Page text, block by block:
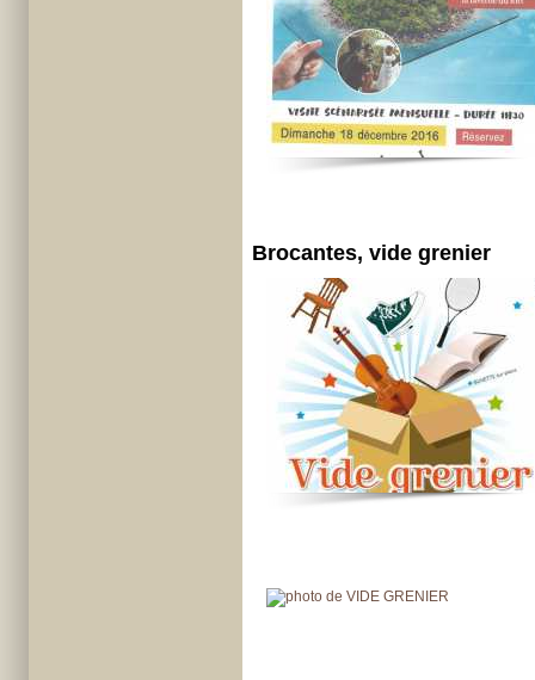
Brocantes, vide grenier